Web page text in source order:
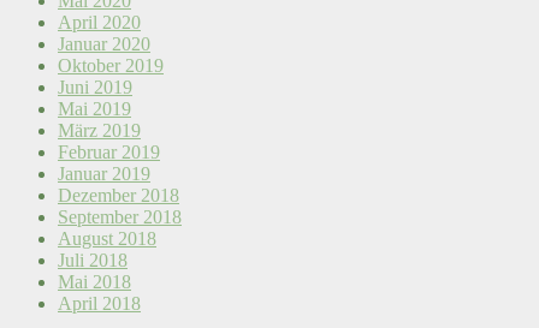
April 2020
Januar 2020
Oktober 2019
Juni 2019
Mai 2019
März 2019
Februar 2019
Januar 2019
Dezember 2018
September 2018
August 2018
Juli 2018
Mai 2018
April 2018